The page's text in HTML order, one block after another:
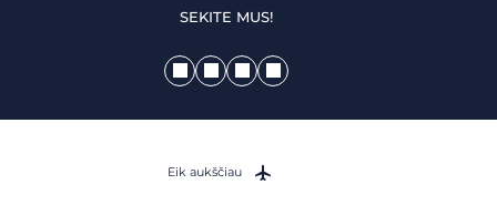
SEKITE MUS!
Eik aukščiau